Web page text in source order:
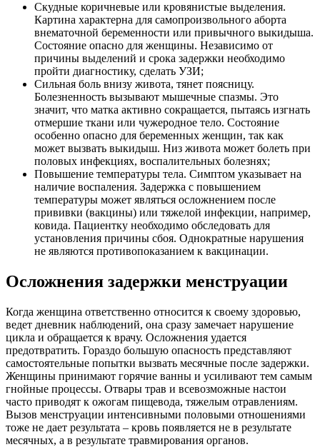
Скудные коричневые или кровянистые выделения.
Картина характерна для самопроизвольного аборта
внематочной беременности или привычного выкидыша.
Состояние опасно для женщины. Независимо от
причины выделений и срока задержки необходимо
пройти диагностику, сделать УЗИ;
Сильная боль внизу живота, тянет поясницу.
Болезненность вызывают мышечные спазмы. Это
значит, что матка активно сокращается, пытаясь изгнать
отмершие ткани или чужеродное тело. Состояние
особенно опасно для беременных женщин, так как
может вызвать выкидыш. Низ живота может болеть при
половых инфекциях, воспалительных болезнях;
Повышение температуры тела. Симптом указывает на
наличие воспаления. Задержка с повышением
температуры может являться осложнением после
прививки (вакцины) или тяжелой инфекции, например,
ковида. Пациентку необходимо обследовать для
установления причины сбоя. Однократные нарушения
не являются противопоказанием к вакцинации.
Осложнения задержки менструации
Когда женщина ответственно относится к своему здоровью,
ведет дневник наблюдений, она сразу замечает нарушение
цикла и обращается к врачу. Осложнения удается
предотвратить. Гораздо большую опасность представляют
самостоятельные попытки вызвать месячные после задержки.
Женщины принимают горячие ванны и усиливают тем самым
гнойные процессы. Отвары трав и всевозможные настои
часто приводят к ожогам пищевода, тяжелым отравлениям.
Вызов менструации интенсивными половыми отношениями
тоже не дает результата – кровь появляется не в результате
месячных, а в результате травмирования органов.